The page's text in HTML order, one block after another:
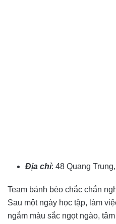
Địa chỉ: 48 Quang
Team bánh bèo chắc chắn
Sau một ngày học tập, làm
ngắm màu sắc ngọt ngào,